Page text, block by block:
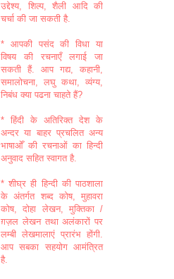
उद्देश्य, शिल्प, शैली आदि की
चर्चा की जा सकती है.
* आपकी पसंद की विधा या
विषय की रचनाएँ लगाई जा
सकती हैं. आप गद्य, कहानी,
समालोचना, लघु कथा, व्यंग्य,
निबंध क्या पढना चाहते हैं?
* हिंदी के अतिरिक्त देश के
अन्दर या बाहर प्रचलित अन्य
भाषाओँ की रचनाओं का हिन्दी
अनुवाद सहित स्वागत है.
* शीघ्र ही हिन्दी की पाठशाला
के अंतर्गत शब्द कोष, मुहावरा
कोष, दोहा लेखन, मुक्तिका /
ग़ज़ल लेखन तथा अलंकारों पर
लम्बी लेखमालाएं प्रारंभ होंगी.
आप सबका सहयोग आमंत्रित
है.